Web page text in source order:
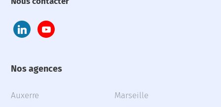
Nos agences
Auxerre
Marseille